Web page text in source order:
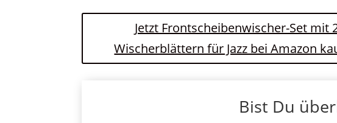
Jetzt Frontscheibenwischer-Set mit
Wischerblättern für Jazz bei Amazon
Bist Du